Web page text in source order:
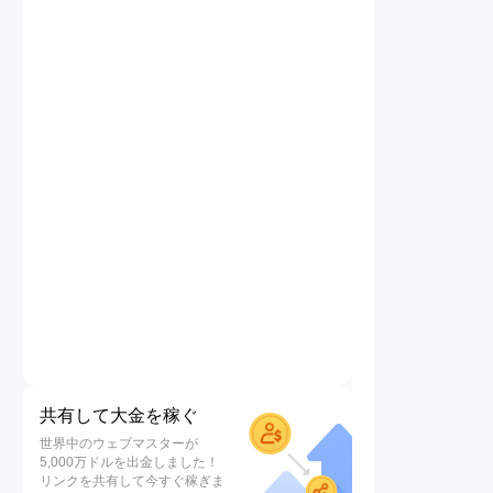
共有して大金を稼ぐ
世界中のウェブマスターが
5,000万ドルを出金しました！
リンクを共有して今すぐ稼ぎま